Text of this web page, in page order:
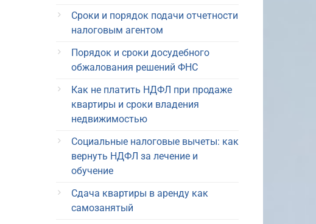
Сроки и порядок подачи отчетности
налоговым агентом
Порядок и сроки досудебного
обжалования решений ФНС
Как не платить НДФЛ при продаже
квартиры и сроки владения
недвижимостью
Социальные налоговые вычеты: как
вернуть НДФЛ за лечение и
обучение
Сдача квартиры в аренду как
самозанятый